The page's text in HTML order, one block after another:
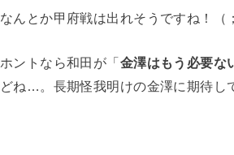
なんとか甲府戦は出れそうですね！
ホントなら和田が「金澤はもう必要な
どね…。長期怪我明けの金澤に期待し